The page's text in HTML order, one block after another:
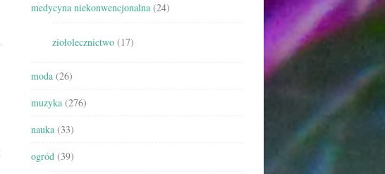
medycyna niekonwencjonalna (24)
ziołolecznictwo (17)
moda (26)
muzyka (276)
nauka (33)
ogród (39)